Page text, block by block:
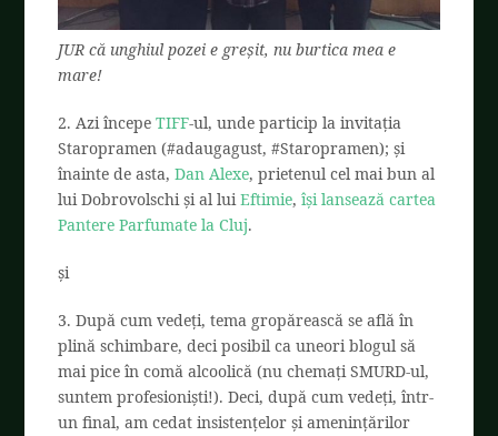
JUR că unghiul pozei e greșit, nu burtica mea e
mare!
2. Azi începeTIFF-ul, unde particip la invitația
Staropramen (#adaugagust, #Staropramen); și
înainte de asta,Dan Alexe, prietenul cel mai bun al
lui Dobrovolschi și al luiEftimie,își lansează cartea
Pantere Parfumate la Cluj.
și
3. După cum vedeți, tema gropărească se află în
plină schimbare, deci posibil ca uneori blogul să
mai pice în comă alcoolică (nu chemați SMURD-ul,
suntem profesioniști!). Deci, după cum vedeți, într-
un final, am cedat insistențelor și amenințărilor